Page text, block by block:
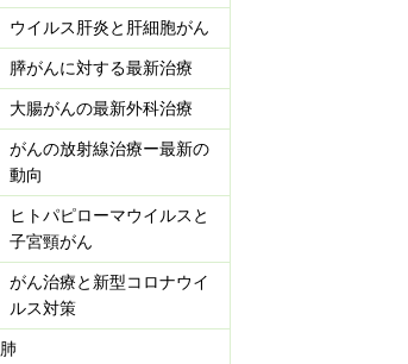
ウイルス肝炎と肝細胞がん
膵がんに対する最新治療
大腸がんの最新外科治療
がんの放射線治療ー最新の
動向
ヒトパピローマウイルスと
子宮頸がん
がん治療と新型コロナウイ
ルス対策
肺